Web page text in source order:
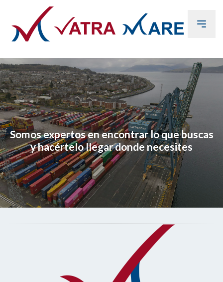
Somos expertos en encontrar lo que buscas
y hacértelo llegar donde necesites